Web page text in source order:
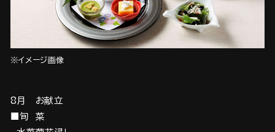
※イメージ画像
8月 お献立
■旬 菜